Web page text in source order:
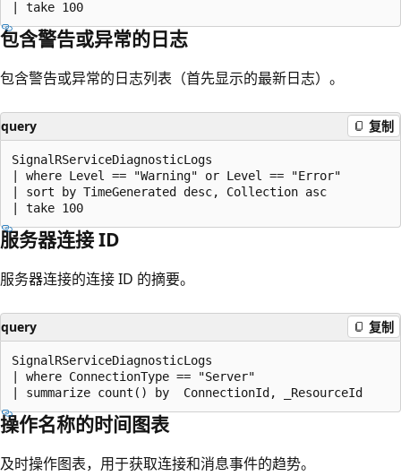
包含警告或异常的日志
包含警告或异常的日志列表（首先显示的最新日志）。
query 复制
SignalRServiceDiagnosticLogs
| where Level == "Warning" or Level == "Error"
| sort by TimeGenerated desc, Collection asc
服务器连接 ID
服务器连接的连接 ID 的摘要。
query 复制
SignalRServiceDiagnosticLogs
| where ConnectionType == "Server"
操作名称的时间图表
及时操作图表，用于获取连接和消息事件的趋势。